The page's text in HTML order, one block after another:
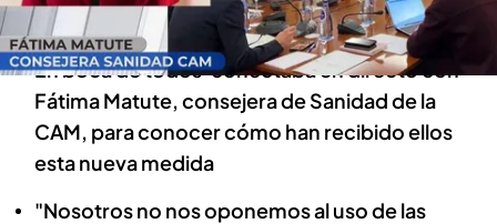
España
En boca de todos' conectaba en directo con
Fátima Matute, consejera de Sanidad de la
CAM, para conocer cómo han recibido ellos
esta nueva medida
"Nosotros no nos oponemos al uso de las